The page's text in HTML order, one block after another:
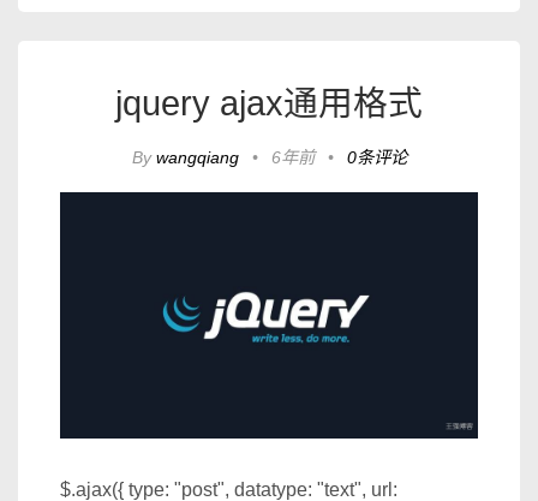
jquery ajax通用格式
Bywangqiang • 6年前 • 0条评论
$.ajax({ type: "post", datatype: "text", url: